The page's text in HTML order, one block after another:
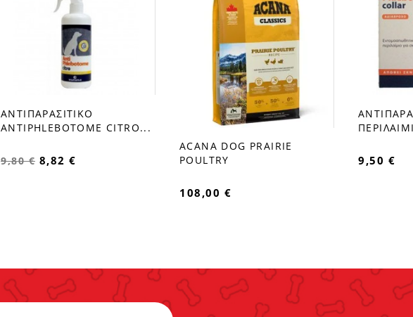
favorite_border
ΑΝΤΙΠΑΡΑΣΙΤΙΚΟ
ANTIPHLEBOTOME CITRO...
9,80 € 8,82 € favorite_border
ACANA DOG PRAIRIE
POULTRY
108,00 €
favorite_border
9,50 €